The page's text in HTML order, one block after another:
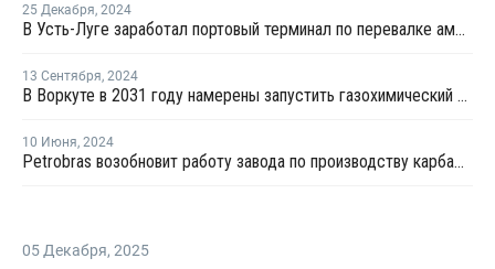
25 Декабря, 2024
В Усть-Луге заработал портовый терминал по перевалке аммиака
13 Сентября, 2024
В Воркуте в 2031 году намерены запустить газохимический комплекс
10 Июня, 2024
Petrobras возобновит работу завода по производству карбамида и аммиака в Бразилии
05 Декабря, 2025